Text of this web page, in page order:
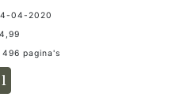
04-2020
496 pagina's